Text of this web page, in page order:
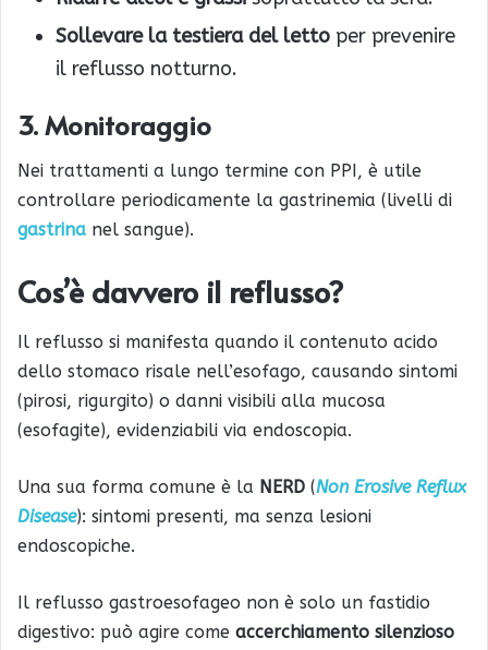
Sollevare la testiera del letto per prevenire
il reflusso notturno.
3. Monitoraggio
Nei trattamenti a lungo termine con PPI, è utile
controllare periodicamente la gastrinemia (livelli di
gastrina nel sangue).
Cos’è davvero il reflusso?
Il reflusso si manifesta quando il contenuto acido
dello stomaco risale nell’esofago, causando sintomi
(pirosi, rigurgito) o danni visibili alla mucosa
(esofagite), evidenziabili via endoscopia.
Una sua forma comune è la NERD (Non Erosive Reflux
Disease): sintomi presenti, ma senza lesioni
endoscopiche.
Il reflusso gastroesofageo non è solo un fastidio
digestivo: può agire come accerchiamento silenzioso